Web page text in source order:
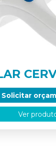
Solicitar
Ver